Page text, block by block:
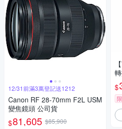
12/31前滿3萬登記送1212
Canon RF 28-70mm F2L USM
變焦鏡頭 公司貨
$81,605 $85,900
$